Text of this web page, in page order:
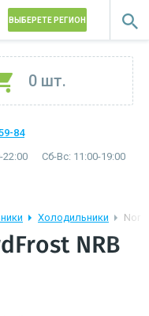
ВЫБЕРЕТЕ РЕГИОН
0 шт.
84
22:00 Сб-Вс: 11:00-19:00
Холодильники
NRB